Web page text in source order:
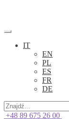
IT
EN
PL
ES
FR
DE
+48 89 675 26 00